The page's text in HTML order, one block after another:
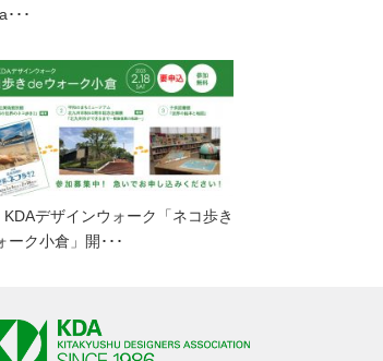
･･･
デザインウォーク「ネコ歩き
ーク小倉」開･･･